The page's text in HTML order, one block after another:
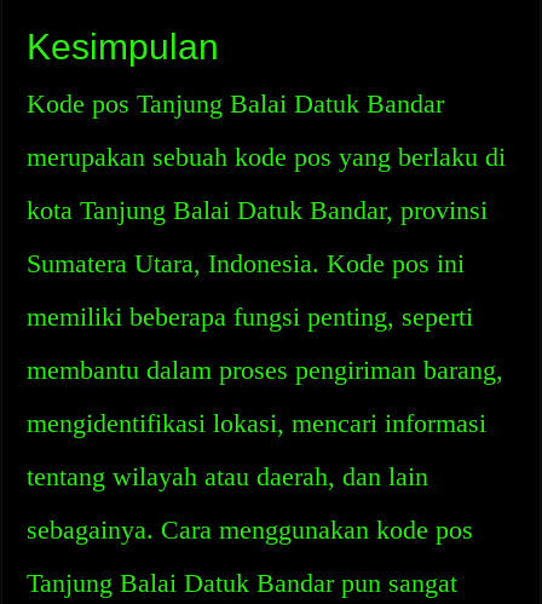
Kesimpulan
Kode pos Tanjung Balai Datuk Bandar
merupakan sebuah kode pos yang berlaku di
kota Tanjung Balai Datuk Bandar, provinsi
Sumatera Utara, Indonesia. Kode pos ini
memiliki beberapa fungsi penting, seperti
membantu dalam proses pengiriman barang,
mengidentifikasi lokasi, mencari informasi
tentang wilayah atau daerah, dan lain
sebagainya. Cara menggunakan kode pos
Tanjung Balai Datuk Bandar pun sangat